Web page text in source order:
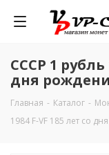
СССР 1 рубль
дня
Главная - Каталог -
1984 F-VF 185 лет со